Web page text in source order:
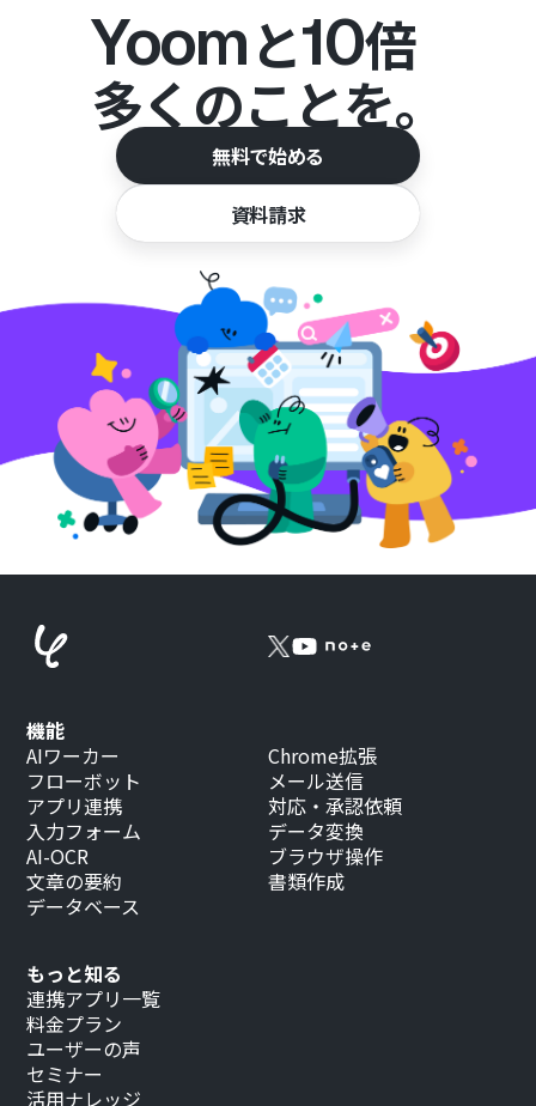
Yoomと10倍
多くのことを。
無料で始める
資料請求
もっと知る
連携アプリ一覧
料金プラン
ユーザーの声
セミナー
活用ナレッジ
機能
AIワーカー
フローボット
アプリ連携
入力フォーム
AI-OCR
文章の要約
データベース
Chrome拡張
メール送信
対応・承認依頼
データ変換
ブラウザ操作
書類作成